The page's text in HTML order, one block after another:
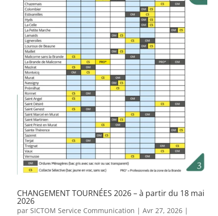
CHANGEMENT TOURNÉES 2026 – à partir du 18 mai
2026
par SICTOM Service Communication | Avr 27, 2026|